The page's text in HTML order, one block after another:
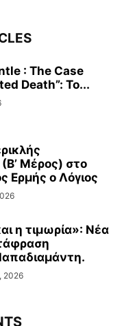
: The Case
Death”: Το...
Μέρος) στο
Ερμής ο Λόγιος
η τιμωρία»: Νέα
2026